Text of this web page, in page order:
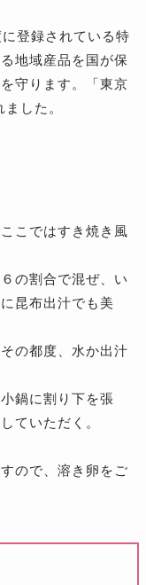
登録されている特
地域産品を国が保
守ります。「東京
した。
こではすき焼き風
の割合で混ぜ、い
昆布出汁でも美
の都度、水か出汁
鍋に割り下を張
ていただく。
ので、溶き卵をご